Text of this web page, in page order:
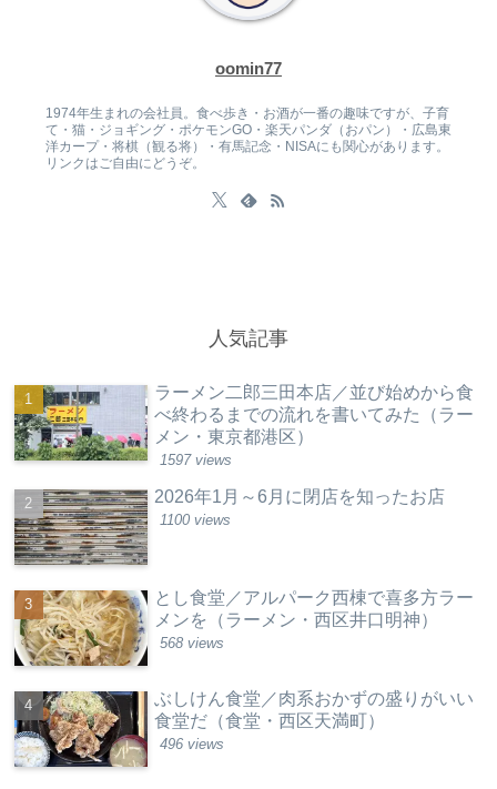
oomin77
1974年生まれの会社員。食べ歩き・お酒が一番の趣味ですが、子育
て・猫・ジョギング・ポケモンGO・楽天パンダ（おパン）・広島東
洋カープ・将棋（観る将）・有馬記念・NISAにも関心があります。
リンクはご自由にどうぞ。
人気記事
ラーメン二郎三田本店／並び始めから食
べ終わるまでの流れを書いてみた（ラー
メン・東京都港区）
1597 views
2026年1月～6月に閉店を知ったお店
1100 views
とし食堂／アルパーク西棟で喜多方ラー
メンを（ラーメン・西区井口明神）
568 views
ぶしけん食堂／肉系おかずの盛りがいい
食堂だ（食堂・西区天満町）
496 views